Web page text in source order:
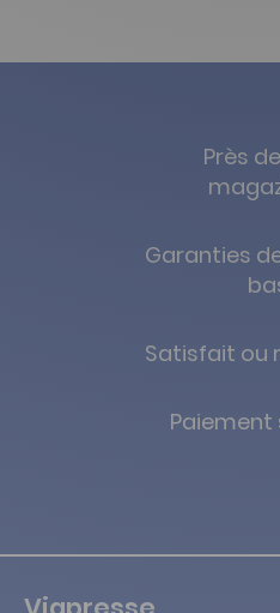
Près
Garanties
Satisfait ou
Paiement